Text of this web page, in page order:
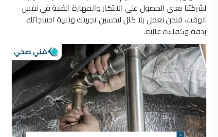
لشركتنا يعني الحصول على الابتكار والمهارة الفنية في نفس
الوقت، فنحن نعمل بلا كلل لتحسين تجربتك وتلبية احتياجاتك
بدقة وكفاءة عالية.